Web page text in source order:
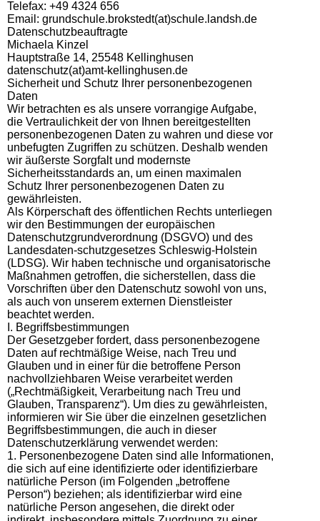
Telefax: +49 4324 656
Email: grundschule.brokstedt(at)schule.landsh.de
Datenschutzbeauftragte
Michaela Kinzel
Hauptstraße 14, 25548 Kellinghusen
datenschutz(at)amt-kellinghusen.de
Sicherheit und Schutz Ihrer personenbezogenen
Daten
Wir betrachten es als unsere vorrangige Aufgabe,
die Vertraulichkeit der von Ihnen bereitgestellten
personenbezogenen Daten zu wahren und diese vor
unbefugten Zugriffen zu schützen. Deshalb wenden
wir äußerste Sorgfalt und modernste
Sicherheitsstandards an, um einen maximalen
Schutz Ihrer personenbezogenen Daten zu
gewährleisten.
Als Körperschaft des öffentlichen Rechts unterliegen
wir den Bestimmungen der europäischen
Datenschutzgrundverordnung (DSGVO) und des
Landesdaten-schutzgesetzes Schleswig-Holstein
(LDSG). Wir haben technische und organisatorische
Maßnahmen getroffen, die sicherstellen, dass die
Vorschriften über den Datenschutz sowohl von uns,
als auch von unserem externen Dienstleister
beachtet werden.
I. Begriffsbestimmungen
Der Gesetzgeber fordert, dass personenbezogene
Daten auf rechtmäßige Weise, nach Treu und
Glauben und in einer für die betroffene Person
nachvollziehbaren Weise verarbeitet werden
(„Rechtmäßigkeit, Verarbeitung nach Treu und
Glauben, Transparenz“). Um dies zu gewährleisten,
informieren wir Sie über die einzelnen gesetzlichen
Begriffsbestimmungen, die auch in dieser
Datenschutzerklärung verwendet werden:
1. Personenbezogene Daten sind alle Informationen,
die sich auf eine identifizierte oder identifizierbare
natürliche Person (im Folgenden „betroffene
Person“) beziehen; als identifizierbar wird eine
natürliche Person angesehen, die direkt oder